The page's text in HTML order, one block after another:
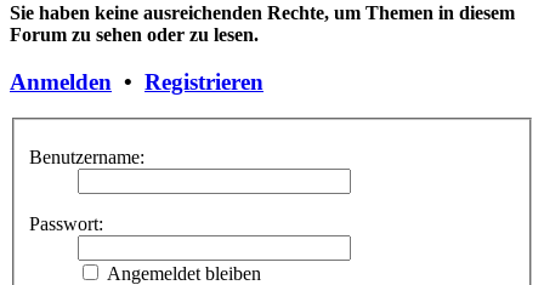
Sie haben keine ausreichenden Rechte, um Themen in diesem
Forum zu sehen oder zu lesen.
Anmelden • Registrieren
Benutzername:
Passwort:
Angemeldet bleiben